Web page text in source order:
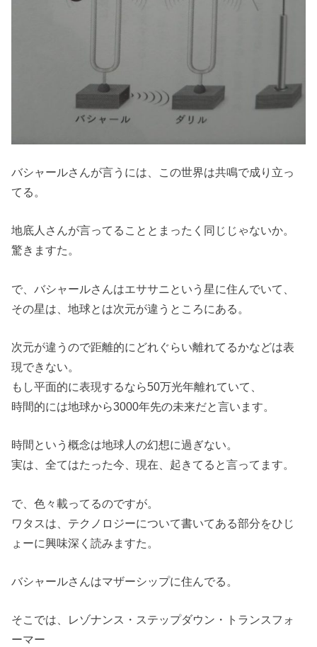
バシャールさんが言うには、この世界は共鳴で成り立っ
てる。
地底人さんが言ってることとまったく同じじゃないか。
驚きますた。
で、バシャールさんはエササニという星に住んでいて、
その星は、地球とは次元が違うところにある。
次元が違うので距離的にどれぐらい離れてるかなどは表
現できない。
もし平面的に表現するなら50万光年離れていて、
時間的には地球から3000年先の未来だと言います。
時間という概念は地球人の幻想に過ぎない。
実は、全てはたった今、現在、起きてると言ってます。
で、色々載ってるのですが。
ワタスは、テクノロジーについて書いてある部分をひじ
ょーに興味深く読みますた。
バシャールさんはマザーシップに住んでる。
そこでは、レゾナンス・ステップダウン・トランスフォ
ーマー